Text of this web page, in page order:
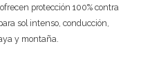
protección 100% contra
sol intenso, conducción,
y montaña.